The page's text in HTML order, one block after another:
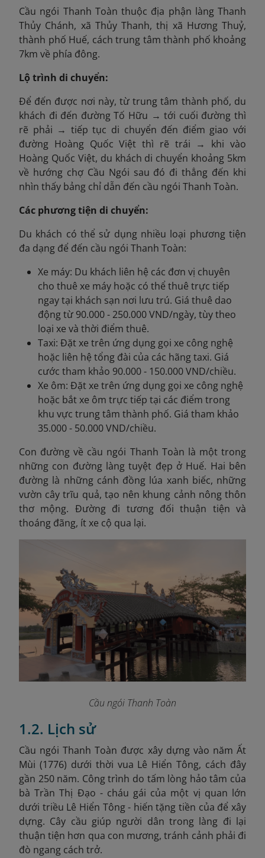
Cầu ngói Thanh Toàn thuộc địa phận làng Thanh
Thủy Chánh, xã Thủy Thanh, thị xã Hương Thuỷ,
thành phố Huế, cách trung tâm thành phố khoảng
7km về phía đông.
Lộ trình di chuyển:
Để đến được nơi này, từ trung tâm thành phố, du
khách đi đến đường Tố Hữu → tới cuối đường thì
rẽ phải → tiếp tục di chuyển đến điểm giao với
đường Hoàng Quốc Việt thì rẽ trái → khi vào
Hoàng Quốc Việt, du khách di chuyển khoảng 5km
về hướng chợ Cầu Ngói sau đó đi thẳng đến khi
nhìn thấy bảng chỉ dẫn đến cầu ngói Thanh Toàn.
Các phương tiện di chuyển:
Du khách có thể sử dụng nhiều loại phương tiện
đa dạng để đến cầu ngói Thanh Toàn:
Xe máy: Du khách liên hệ các đơn vị chuyên
cho thuê xe máy hoặc có thể thuê trực tiếp
ngay tại khách sạn nơi lưu trú. Giá thuê dao
động từ 90.000 - 250.000 VND/ngày, tùy theo
loại xe và thời điểm thuê.
Taxi: Đặt xe trên ứng dụng gọi xe công nghệ
hoặc liên hệ tổng đài của các hãng taxi. Giá
cước tham khảo 90.000 - 150.000 VND/chiều.
Xe ôm: Đặt xe trên ứng dụng gọi xe công nghệ
hoặc bắt xe ôm trực tiếp tại các điểm trong
khu vực trung tâm thành phố. Giá tham khảo
35.000 - 50.000 VND/chiều.
Con đường về cầu ngói Thanh Toàn là một trong
những con đường làng tuyệt đẹp ở Huế. Hai bên
đường là những cánh đồng lúa xanh biếc, những
vườn cây trĩu quả, tạo nên khung cảnh nông thôn
thơ mộng. Đường đi tương đối thuận tiện và
thoáng đãng, ít xe cộ qua lại.
Cầu ngói Thanh Toàn
1.2. Lịch sử
Cầu ngói Thanh Toàn được xây dựng vào năm Ất
Mùi (1776) dưới thời vua Lê Hiển Tông, cách đây
gần 250 năm. Công trình do tấm lòng hảo tâm của
bà Trần Thị Đạo - cháu gái của một vị quan lớn
dưới triều Lê Hiển Tông - hiến tặng tiền của để xây
dựng. Cây cầu giúp người dân trong làng đi lại
thuận tiện hơn qua con mương, tránh cảnh phải đi
đò ngang cách trở.